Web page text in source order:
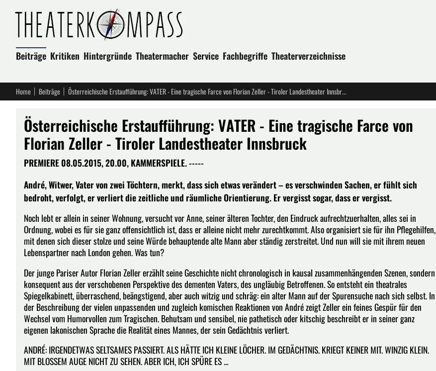
Beiträge Kritiken Hintergründe Theatermacher Service Fachbegriffe Theaterverzeichnisse
Home Beiträge Österreichische Erstaufführung: VATER - Eine tragische Farce von Florian Zeller - Tiroler Landestheater Innsbruck
Österreichische Erstaufführung: VATER - Eine tragische Farce von
Florian Zeller - Tiroler Landestheater Innsbruck
PREMIERE 08.05.2015, 20.00, KAMMERSPIELE. -----
André, Witwer, Vater von zwei Töchtern, merkt, dass sich etwas verändert – es verschwinden Sachen, er fühlt sich
bedroht, verfolgt, er verliert die zeitliche und räumliche Orientierung. Er vergisst sogar, dass er vergisst.
Noch lebt er allein in seiner Wohnung, versucht vor Anne, seiner älteren Tochter, den Eindruck aufrechtzuerhalten, alles sei in
Ordnung, wobei es für sie ganz offensichtlich ist, dass er alleine nicht mehr zurechtkommt. Also organisiert sie für ihn Pflegehilfen,
mit denen sich dieser stolze und seine Würde behauptende alte Mann aber ständig zerstreitet. Und nun will sie mit ihrem neuen
Lebenspartner nach London gehen. Was tun?
Der junge Pariser Autor Florian Zeller erzählt seine Geschichte nicht chronologisch in kausal zusammenhängenden Szenen, sondern
konsequent aus der verschobenen Perspektive des dementen Vaters, des ungläubig Betroffenen. So entsteht ein theatrales
Spiegelkabinett, überraschend, beängstigend, aber auch witzig und schräg: ein alter Mann auf der Spurensuche nach sich selbst. In
der Beschreibung der vielen unpassenden und zugleich komischen Reaktionen von André zeigt Zeller ein feines Gespür für den
Wechsel vom Humorvollen zum Tragischen. Behutsam und sensibel, nie pathetisch oder kitschig beschreibt er in seiner ganz
eigenen lakonischen Sprache die Realität eines Mannes, der sein Gedächtnis verliert.
ANDRÉ: IRGENDETWAS SELTSAMES PASSIERT. ALS HÄTTE ICH KLEINE LÖCHER. IM GEDÄCHTNIS. KRIEGT KEINER MIT. WINZIG KLEIN.
MIT BLOSSEM AUGE NICHT ZU SEHEN. ABER ICH, ICH SPÜRE ES ...